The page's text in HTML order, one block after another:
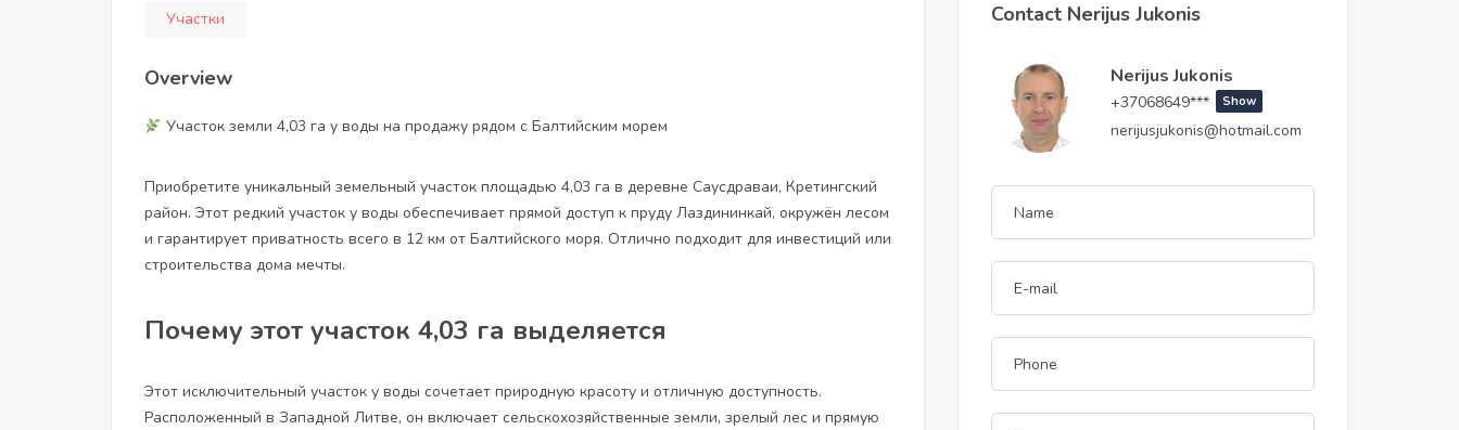
Участки
Overview
Участок земли 4,03 га у воды на продажу рядом с Балтийским морем
Приобретите уникальный земельный участок площадью 4,03 га в деревне Саусдраваи, Кретингский
район. Этот редкий участок у воды обеспечивает прямой доступ к пруду Лаздининкай, окружён лесом
и гарантирует приватность всего в 12 км от Балтийского моря. Отлично подходит для инвестиций или
строительства дома мечты.
Почему этот участок 4,03 га выделяется
Этот исключительный участок у воды сочетает природную красоту и отличную доступность.
Расположенный в Западной Литве, он включает сельскохозяйственные земли, зрелый лес и прямую
Contact Nerijus Jukonis
Nerijus Jukonis
+37068649*** Show
nerijusjukonis@hotmail.com